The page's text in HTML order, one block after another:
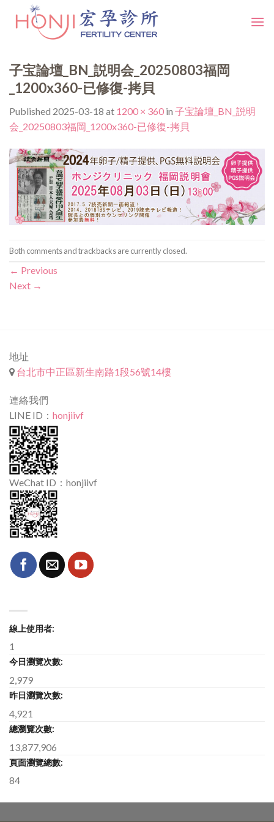
子宝論壇_BN_説明会_20250803福岡
_1200x360-已修復-拷貝
Published 2025-03-18 at 1200 × 360 in 子宝論壇_BN_説明
会_20250803福岡_1200x360-已修復-拷貝
Both comments and trackbacks are currently closed.
← Previous
Next →
地址
台北市中正區新生南路1段56號14樓
連絡我們
LINE ID： honjiivf
WeChat ID：honjiivf
線上使用者:
1
今日瀏覽次數:
2,979
昨日瀏覽次數:
4,921
總瀏覽次數:
13,877,906
頁面瀏覽總數:
84